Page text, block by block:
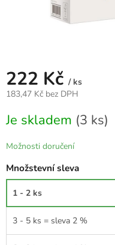
222 Kč / ks
183,47 Kč bez DPH
cena:
Je skladem (3 ks)
Možnosti doručení
Množstevní sleva
1 - 2 ks
3 - 5 ks = sleva 2 %